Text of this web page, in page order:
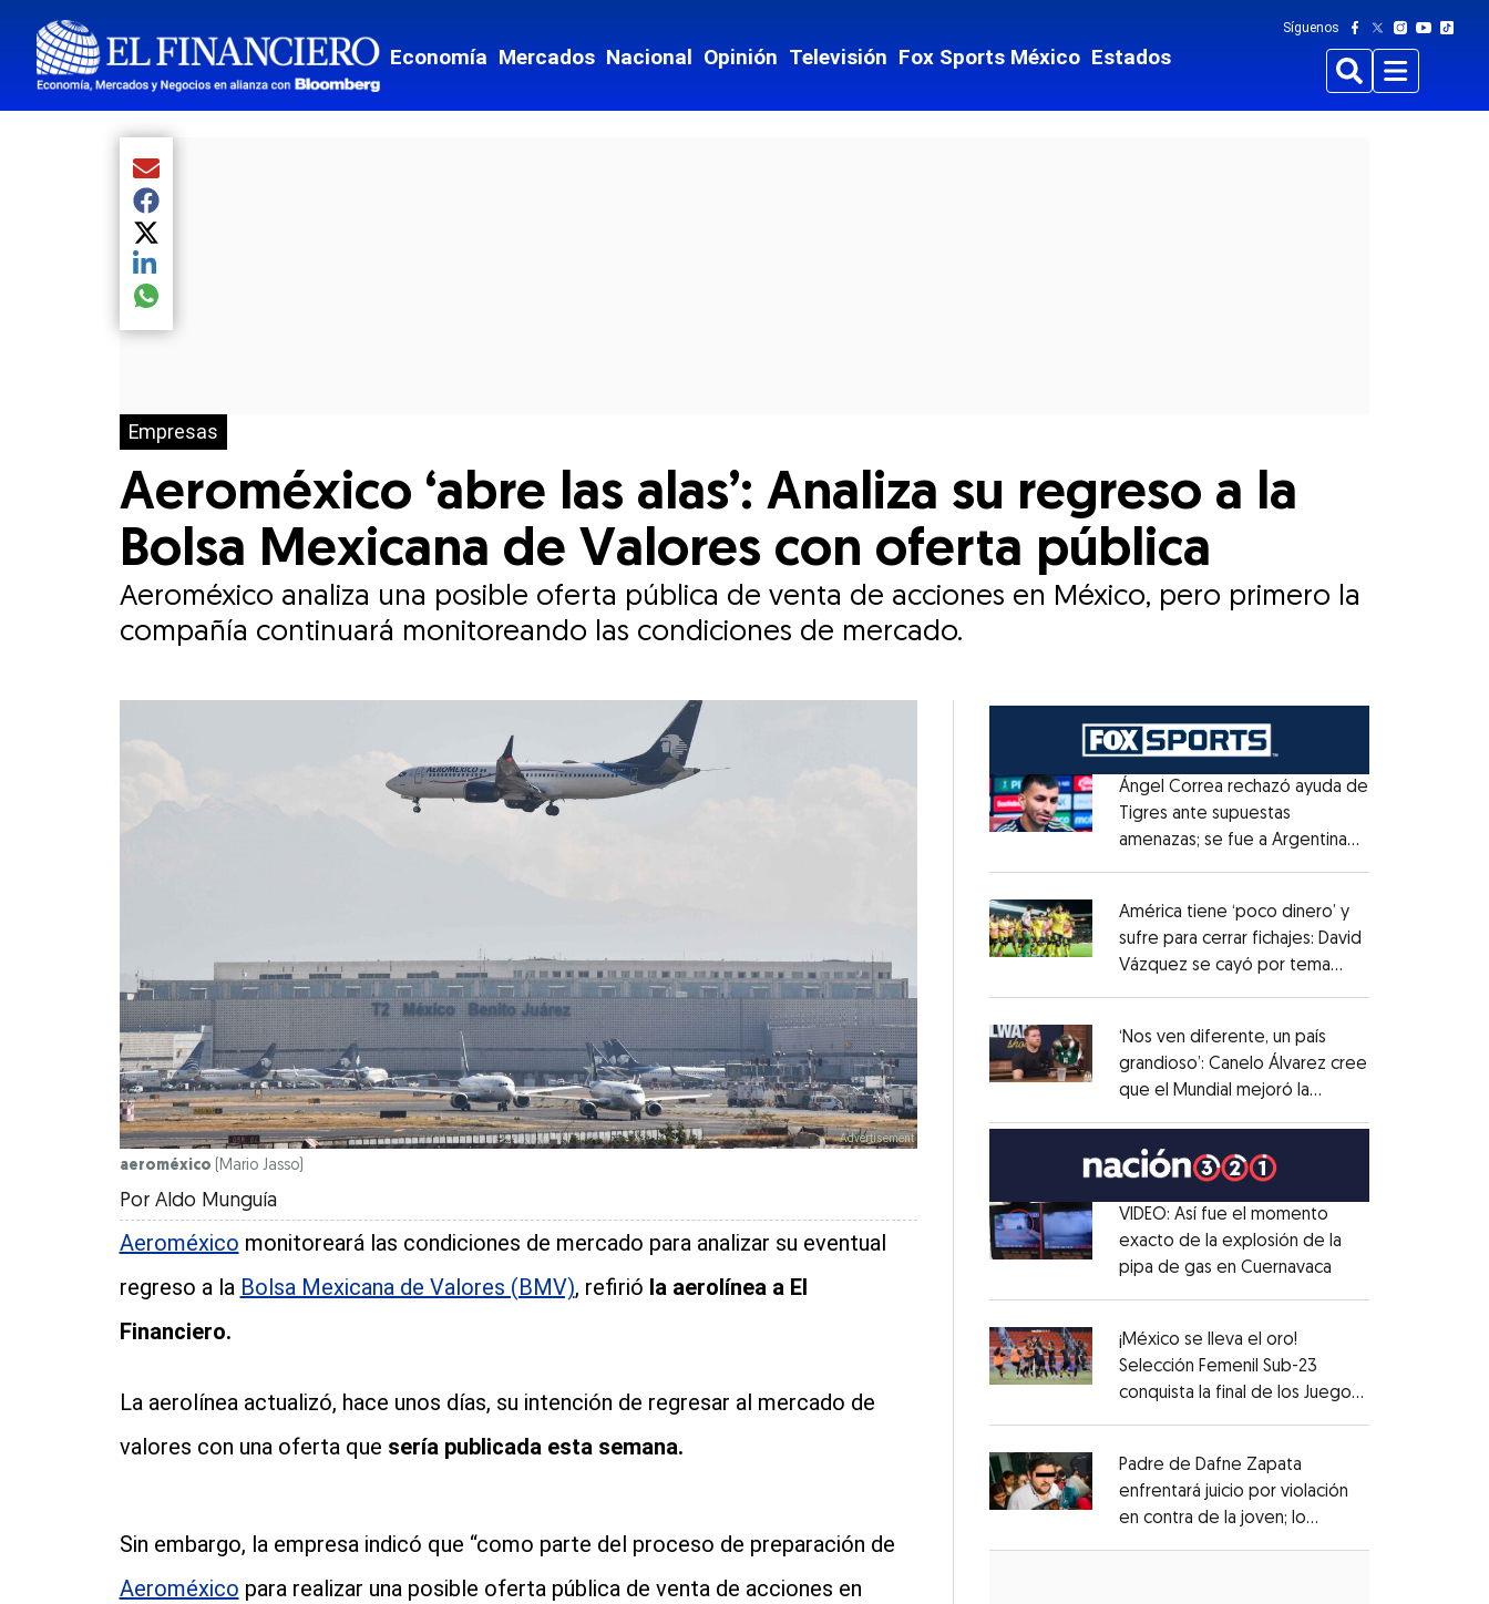
Economía Mercados Nacional Opinión Televisión Fox Sports México Estados
Síguenos
BuscarMenu
Empresas
Aeroméxico ‘abre las alas’: Analiza su regreso a la
Bolsa Mexicana de Valores con oferta pública
Aeroméxico analiza una posible oferta pública de venta de acciones en México, pero primero la
compañía continuará monitoreando las condiciones de mercado.
Compartir el artículo actual mediante Email
Compartir el artículo actual mediante Facebook
Compartir el artículo actual mediante Twitter
Compartir el artículo actual mediante LinkedIn
Compartir el artículo actual mediante global.social-whatsapp
aeroméxico (Mario Jasso)
Por Aldo Munguía
Aeroméxico monitoreará las condiciones de mercado para analizar su eventual
regreso a la Bolsa Mexicana de Valores (BMV), refirió la aerolínea a El
Financiero.
La aerolínea actualizó, hace unos días, su intención de regresar al mercado de
valores con una oferta que sería publicada esta semana.
Sin embargo, la empresa indicó que “como parte del proceso de preparación de
Aeroméxico para realizar una posible oferta pública de venta de acciones en
Opens in new window
Ángel Correa rechazó ayuda de
Tigres ante supuestas
amenazas; se fue a Argentina
Opens in new window
América tiene ‘poco dinero’ y
sufre para cerrar fichajes: David
Vázquez se cayó por tema
Opens in new window
‘Nos ven diferente, un país
grandioso’: Canelo Álvarez cree
que el Mundial mejoró la
Opens in new window
VIDEO: Así fue el momento
exacto de la explosión de la
pipa de gas en Cuernavaca
Opens in new window
¡México se lleva el oro!
Selección Femenil Sub-23
conquista la final de los Juegos
Opens in new window
Padre de Dafne Zapata
enfrentará juicio por violación
en contra de la joven; lo